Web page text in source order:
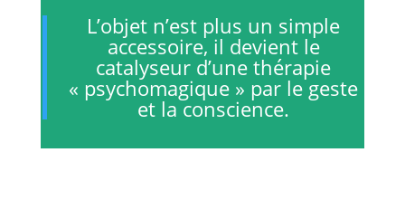
L’objet n’est plus un simple
accessoire, il devient le
catalyseur d’une thérapie
« psychomagique » par le geste
et la conscience.